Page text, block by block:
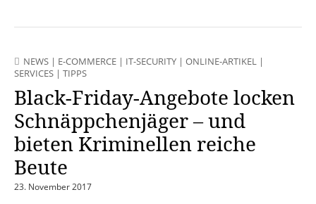
NEWS | E-COMMERCE | IT-SECURITY | ONLINE-ARTIKEL |
SERVICES | TIPPS
Black-Friday-Angebote locken
Schnäppchenjäger – und
bieten Kriminellen reiche
Beute
23. November 2017